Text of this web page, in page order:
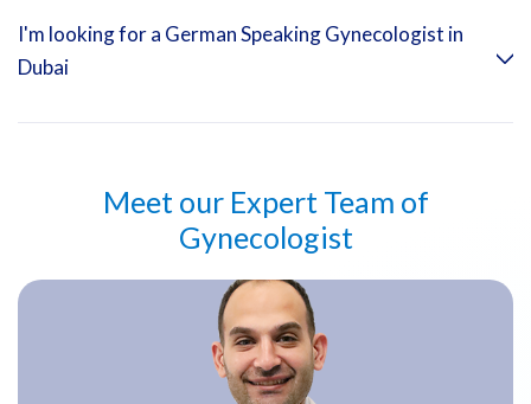
I'm looking for a German Speaking Gynecologist in
Dubai
Hospital Jumeirah in Dubai. Dr Siham is a highly experience
German-Board Certified Obstetrician and Gynecologist in
Goettingen, Germany.
Meet our Expert Team of
Gynecologist